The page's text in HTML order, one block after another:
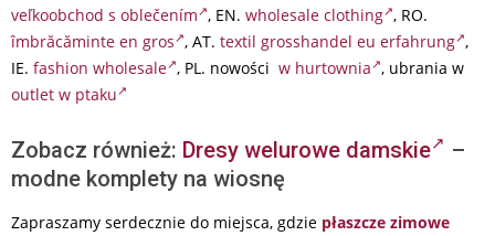
veľkoobchod s oblečením , EN. wholesale clothing , RO.
îmbrăcăminte en gros , AT. textil grosshandel eu erfahrung ,
IE. fashion wholesale , PL. nowości w hurtownia , ubrania w
outlet w ptaku
Zobacz również: Dresy welurowe damskie
–
modne komplety na wiosnę
Zapraszamy serdecznie do miejsca, gdzie płaszcze zimowe